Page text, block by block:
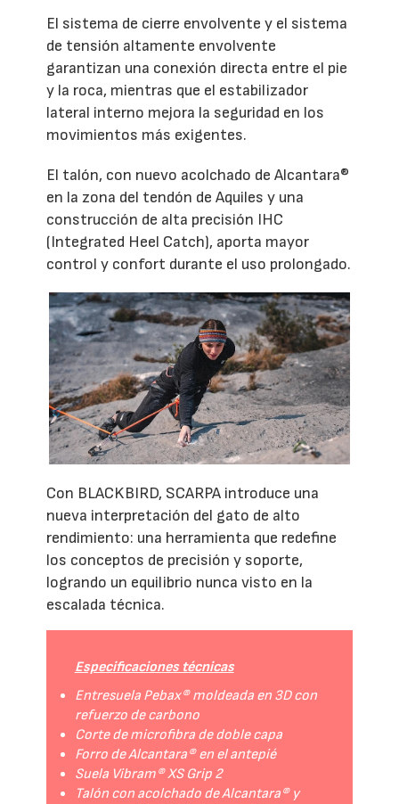
El sistema de cierre envolvente y el sistema
de tensión altamente envolvente
garantizan una conexión directa entre el pie
y la roca, mientras que el estabilizador
lateral interno mejora la seguridad en los
movimientos más exigentes.
El talón, con nuevo acolchado de Alcantara®
en la zona del tendón de Aquiles y una
construcción de alta precisión IHC
(Integrated Heel Catch), aporta mayor
control y confort durante el uso prolongado.
Con BLACKBIRD, SCARPA introduce una
nueva interpretación del gato de alto
rendimiento: una herramienta que redefine
los conceptos de precisión y soporte,
logrando un equilibrio nunca visto en la
escalada técnica.
Especificaciones técnicas
Entresuela Pebax® moldeada en 3D con
refuerzo de carbono
Corte de microfibra de doble capa
Forro de Alcantara® en el antepié
Suela Vibram® XS Grip 2
Talón con acolchado de Alcantara® y